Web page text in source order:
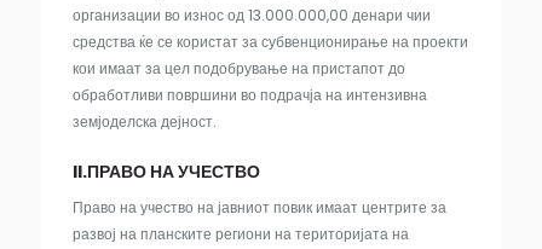
организации во износ од 13.000.000,00 денари чии
средства ќе се користат за субвенционирање на проекти
кои имаат за цел подобрување на пристапот до
обработливи површини во подрачја на интензивна
земјоделска дејност.
II.ПРАВО НА УЧЕСТВО
Право на учество на јавниот повик имаат центрите за
развој на планските региони на територијата на